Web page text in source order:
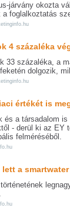
járvány okozta
a foglalkoztatás
4 százaléka
33 százaléka, a
dolgozik,
értékét is
és a társadalom
- derül ki az EY
felméréséből.
lett a